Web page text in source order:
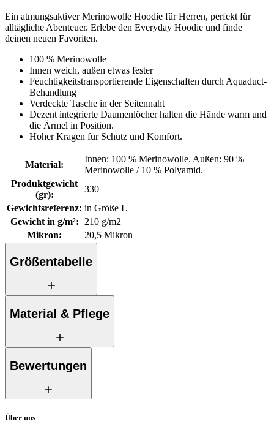
Ein atmungsaktiver Merinowolle Hoodie für Herren, perfekt für
alltägliche Abenteuer. Erlebe den Everyday Hoodie und finde
deinen neuen Favoriten.
100 % Merinowolle
Innen weich, außen etwas fester
Feuchtigkeitstransportierende Eigenschaften durch Aquaduct-
Behandlung
Verdeckte Tasche in der Seitennaht
Dezent integrierte Daumenlöcher halten die Hände warm und
die Ärmel in Position.
Hoher Kragen für Schutz und Komfort.
Material:
Innen: 100 % Merinowolle. Außen: 90 %
Merinowolle / 10 % Polyamid.
Produktgewicht
(gr):
330
Gewichtsreferenz: in Größe L
Gewicht in g/m²:
210 g/m2
Mikron: 20,5 Mikron
Größentabelle
Material & Pflege
Bewertungen
Über uns